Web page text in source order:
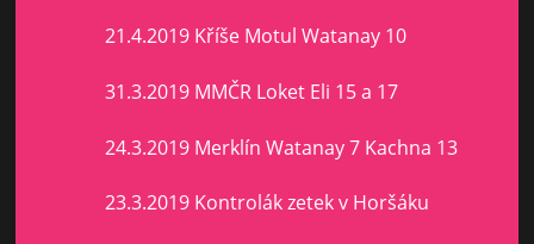
21.4.2019 Kříše Motul Watanay 10
31.3.2019 MMČR Loket Eli 15 a 17
24.3.2019 Merklín Watanay 7 Kachna 13
23.3.2019 Kontrolák zetek v Horšáku